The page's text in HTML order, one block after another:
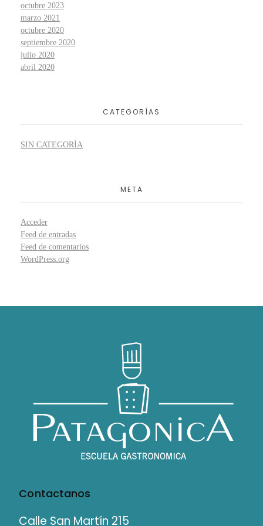
octubre 2023
marzo 2021
octubre 2020
septiembre 2020
julio 2020
abril 2020
CATEGORÍAS
SIN CATEGORÍA
META
Acceder
Feed de entradas
Feed de comentarios
WordPress.org
Contactanos
Calle San Martín 215